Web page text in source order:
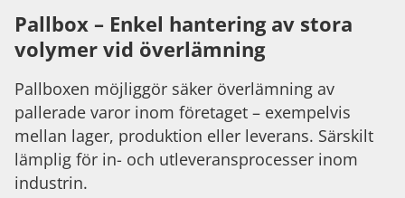
Pallbox – Enkel hantering av stora
volymer vid överlämning
Pallboxen möjliggör säker överlämning av
pallerade varor inom företaget – exempelvis
mellan lager, produktion eller leverans. Särskilt
lämplig för in- och utleveransprocesser inom
industrin.